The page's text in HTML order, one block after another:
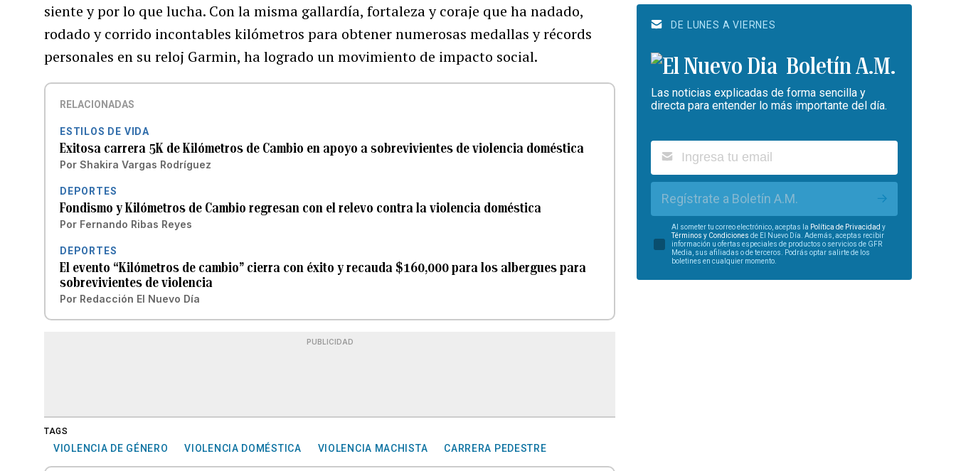
siente y por lo que lucha. Con la misma gallardía, fortaleza y coraje que ha nadado,
rodado y corrido incontables kilómetros para obtener numerosas medallas y récords
personales en su reloj Garmin, ha logrado un movimiento de impacto social.
RELACIONADAS
ESTILOS DE VIDA
Exitosa carrera 5K de Kilómetros de Cambio en apoyo a sobrevivientes de violencia doméstica
Por Shakira Vargas Rodríguez
DEPORTES
Fondismo y Kilómetros de Cambio regresan con el relevo contra la violencia doméstica
Por Fernando Ribas Reyes
DEPORTES
El evento “Kilómetros de cambio” cierra con éxito y recauda $160,000 para los albergues para
sobrevivientes de violencia
Por Redacción El Nuevo Día
PUBLICIDAD
TAGS
VIOLENCIA DE GÉNERO VIOLENCIA DOMÉSTICA VIOLENCIA MACHISTA CARRERA PEDESTRE
DE LUNES A VIERNES
Boletín A.M.
Las noticias explicadas de forma sencilla y
directa para entender lo más importante del día.
Regístrate a Boletín A.M.
Al someter tu correo electrónico, aceptas la Política de Privacidad y
Términos y Condiciones de El Nuevo Día. Además, aceptas recibir
información u ofertas especiales de productos o servicios de GFR
Media, sus afiliadas o de terceros. Podrás optar salirte de los
boletines en cualquier momento.